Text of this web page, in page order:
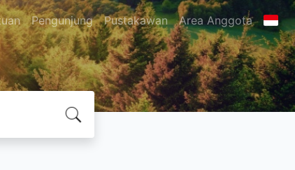
Pengunjung Pustakawan Area Anggota